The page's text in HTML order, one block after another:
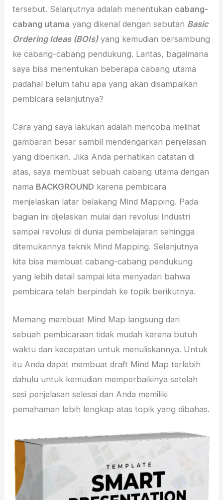
tersebut. Selanjutnya adalah menentukan cabang-
cabang utama yang dikenal dengan sebutan Basic
Ordering Ideas (BOIs)yang kemudian bersambung
ke cabang-cabang pendukung. Lantas, bagaimana
saya bisa menentukan beberapa cabang utama
padahal belum tahu apa yang akan disampaikan
pembicara selanjutnya?
Cara yang saya lakukan adalah mencoba melihat
gambaran besar sambil mendengarkan penjelasan
yang diberikan. Jika Anda perhatikan catatan di
atas, saya membuat sebuah cabang utama dengan
nama BACKGROUND karena pembicara
menjelaskan latar belakang Mind Mapping. Pada
bagian ini dijelaskan mulai dari revolusi Industri
sampai revolusi di dunia pembelajaran sehingga
ditemukannya teknik Mind Mapping. Selanjutnya
kita bisa membuat cabang-cabang pendukung
yang lebih detail sampai kita menyadari bahwa
pembicara telah berpindah ke topik berikutnya.
Memang membuat Mind Map langsung dari
sebuah pembicaraan tidak mudah karena butuh
waktu dan kecepatan untuk menuliskannya. Untuk
itu Anda dapat membuat draft Mind Map terlebih
dahulu untuk kemudian memperbaikinya setelah
sesi penjelasan selesai dan Anda memiliki
pemahaman lebih lengkap atas topik yang dibahas.